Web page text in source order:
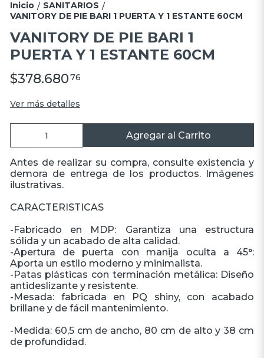
Inicio / SANITARIOS /
VANITORY DE PIE BARI 1 PUERTA Y 1 ESTANTE 60CM
VANITORY DE PIE BARI 1
PUERTA Y 1 ESTANTE 60CM
$378.68076
Ver más detalles
Agregar al Carrito
Antes de realizar su compra, consulte existencia y
demora de entrega de los productos. Imágenes
ilustrativas.
CARACTERISTICAS
-Fabricado en MDP:
Garantiza una estructura
sólida y un acabado de alta calidad.
-Apertura de puerta con manija oculta a 45°:
Aporta un estilo moderno y minimalista.
-Patas plásticas con terminación metálica: Diseño
antideslizante y resistente.
-Mesada: fabricada en PQ shiny, con acabado
brillane y de fácil mantenimiento.
-Medida: 60,5 cm de ancho, 80 cm de alto y 38 cm
de profundidad.